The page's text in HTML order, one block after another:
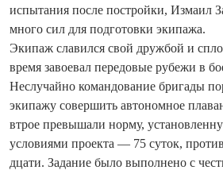
испытания после постройки, Измаил
много сил для подготовки экипажа.
Экипаж славился свой дружбой и
время завоевал передовые рубежи в
Неслучайно командование бригады
экипажу совершить автономное
втрое превышали норму,
условиями проекта — 75 су­ток,
дцати. Задание было выполнено с